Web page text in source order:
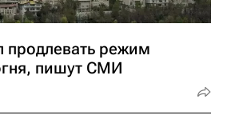
продлевать режим
пишут СМИ